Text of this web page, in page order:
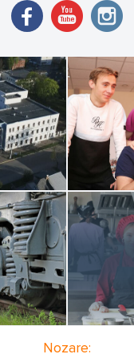
4. Telekomunikāciju tehniķis
Nozare: